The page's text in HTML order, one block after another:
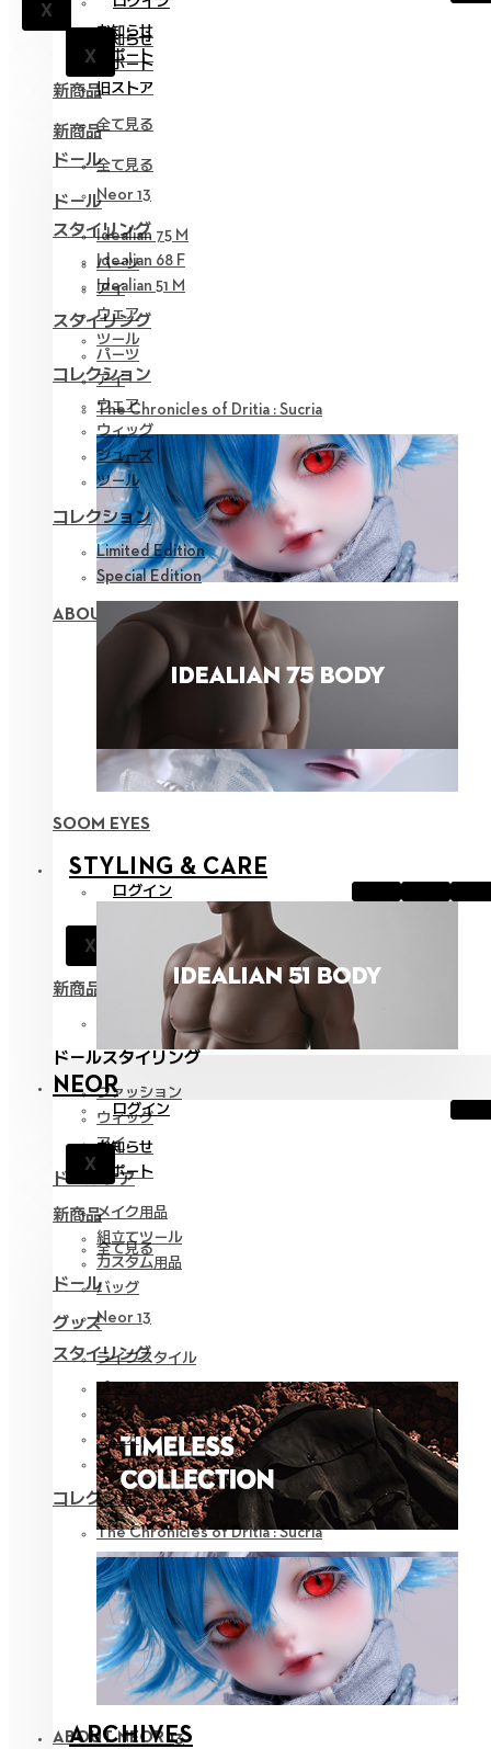
X
X
お知らせ
サポート
新商品
全て見る
ドール
Neor 13
スタイリング
パーツ
アイ
ウェア
ツール
コレクション
The Chronicles of Dritia : Sucria
ABOUT NEOR 13
SOOM EYES
STYLING & CARE
ログイン
X
新商品
ドールスタイリング
ファッション
ウィッグ
アイ
ドールケア
メイク用品
組立てツール
カスタム用品
バッグ
グッズ
ライフスタイル
ARCHIVES
X
お知らせ
サポート
旧ストア
新商品
全て見る
ドール
Idealian 75 M
Idealian 68 F
Idealian 51 M
スタイリング
パーツ
アイ
ウェア
ウィッグ
シューズ
ツール
コレクション
Limited Edition
Special Edition
NEOR
ログイン
X
お知らせ
サポート
新商品
全て見る
ドール
Neor 13
スタイリング
パーツ
アイ
ウェア
ツール
コレクション
The Chronicles of Dritia : Sucria
ABOUT NEOR 13